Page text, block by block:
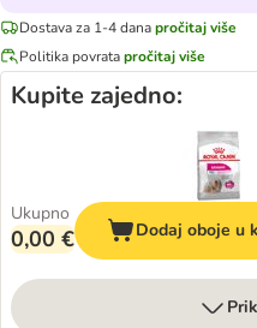
Dostava za 1-4 danapročitaj više
Politika povratapročitaj više
Kupite zajedno:
Ukupno
0,00 € Dodaj oboje u